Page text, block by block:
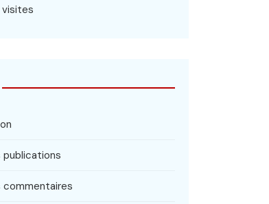
visites
publications
commentaires